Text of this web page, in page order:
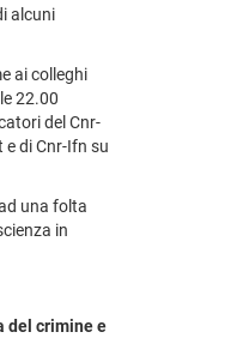
alcuni
ai colleghi
22.00
del Cnr-
di Cnr-Ifn su
una folta
in
del crimine e